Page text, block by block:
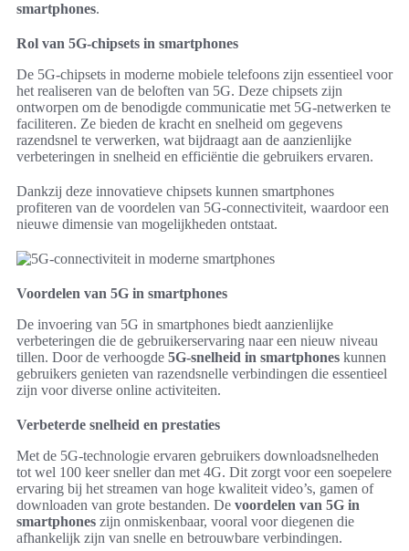
smartphones.
Rol van 5G-chipsets in smartphones
De 5G-chipsets in moderne mobiele telefoons zijn essentieel voor
het realiseren van de beloften van 5G. Deze chipsets zijn
ontworpen om de benodigde communicatie met 5G-netwerken te
faciliteren. Ze bieden de kracht en snelheid om gegevens
razendsnel te verwerken, wat bijdraagt aan de aanzienlijke
verbeteringen in snelheid en efficiëntie die gebruikers ervaren.
Dankzij deze innovatieve chipsets kunnen smartphones
profiteren van de voordelen van 5G-connectiviteit, waardoor een
nieuwe dimensie van mogelijkheden ontstaat.
Voordelen van 5G in smartphones
De invoering van 5G in smartphones biedt aanzienlijke
verbeteringen die de gebruikerservaring naar een nieuw niveau
tillen. Door de verhoogde 5G-snelheid in smartphones kunnen
gebruikers genieten van razendsnelle verbindingen die essentieel
zijn voor diverse online activiteiten.
Verbeterde snelheid en prestaties
Met de 5G-technologie ervaren gebruikers downloadsnelheden
tot wel 100 keer sneller dan met 4G. Dit zorgt voor een soepelere
ervaring bij het streamen van hoge kwaliteit video’s, gamen of
downloaden van grote bestanden. De voordelen van 5G in
smartphones zijn onmiskenbaar, vooral voor diegenen die
afhankelijk zijn van snelle en betrouwbare verbindingen.